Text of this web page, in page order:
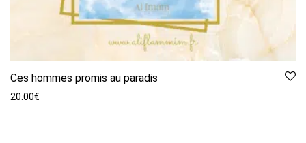
Ces hommes promis au paradis
20.00€